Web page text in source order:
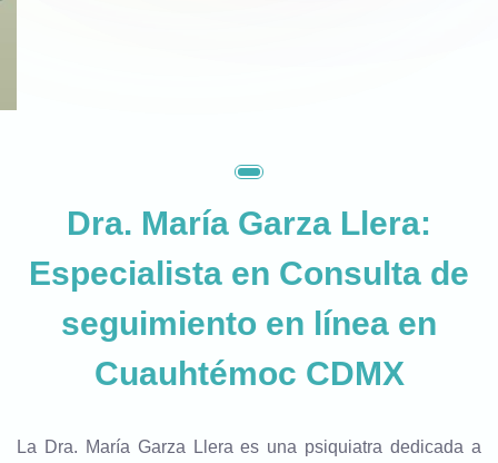
Dra. María Garza Llera:
Especialista en Consulta de
seguimiento en línea en
Cuauhtémoc CDMX
La Dra. María Garza Llera es una psiquiatra dedicada a